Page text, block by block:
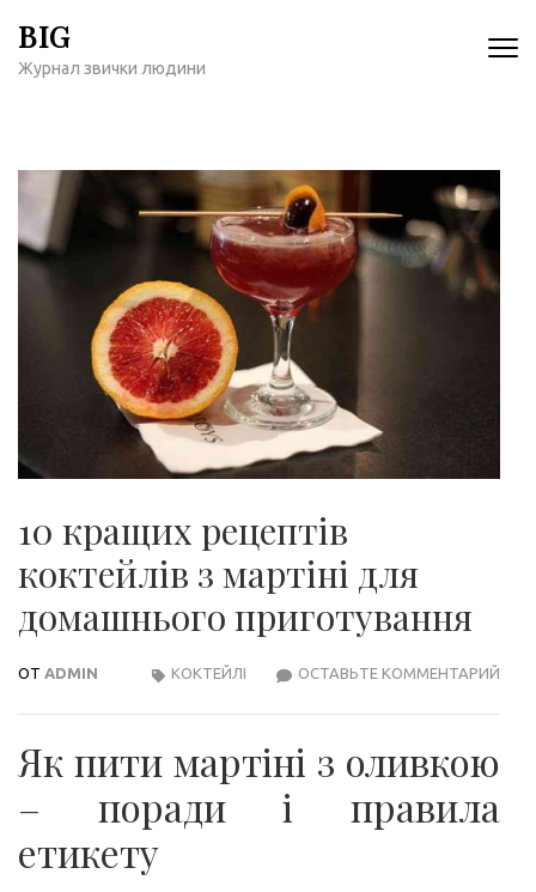
содержимому
BIG
Журнал звички людини
10 кращих рецептів
коктейлів з мартіні для
домашнього приготування
ОТ ADMIN ОСТАВЬТЕ КОММЕНТАРИЙ
КОКТЕЙЛІ
Як пити мартіні з оливкою
– поради і правила
етикету